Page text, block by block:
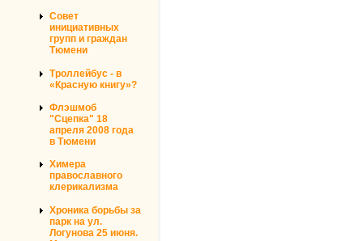
Совет
инициативных
групп и граждан
Тюмени
Троллейбус - в
«Красную книгу»?
Флэшмоб
"Сцепка" 18
апреля 2008 года
в Тюмени
Химера
православного
клерикализма
Хроника борьбы за
парк на ул.
Логунова 25 июня.